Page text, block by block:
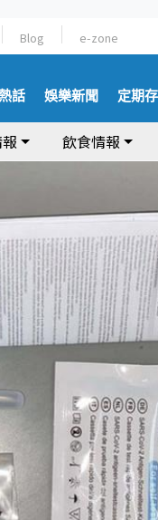
Blog e-zone
話 娛樂新聞 定期
飲食情報